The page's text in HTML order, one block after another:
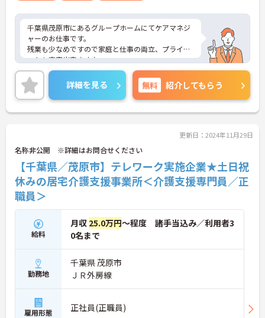
千葉県茂原市にあるグループホームにてケアマネジ
ャーのお仕事です。
残業も少なめですので家庭と仕事の両立、プライベ
ートも充実出来ます♪
ご興味ある方には、面接対策ポイントなど、さらに
詳細をお話しいたしますのでお気軽にご相談くださ
い。
詳細を見る 無料 紹介してもらう
更新日：2024年11月29日
名称非公開 ※詳細はお問合せください
【千葉県／茂原市】テレワーク実施企業★土日祝
休みの居宅介護支援事業所＜介護支援専門員／正
職員＞
給料
月収 25.0万円～程度 諸手当込み／利用者3
0名まで
勤務地
千葉県 茂原市
ＪＲ外房線
雇用形態 正社員(正職員)